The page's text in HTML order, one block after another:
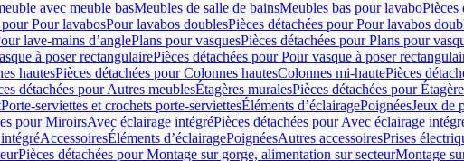
avec meuble basMeubles de salle de bainsMeubles bas pour lavaboPièces
pour Pour lavabosPour lavabos doublesPièces détachées pour Pour lavabos
lave-mains d’anglePlans pour vasquesPièces détachées pour Plans pour
à poser rectangulairePièces détachées pour Pour vasque à poser
hautesPièces détachées pour Colonnes hautesColonnes mi-hautePièces
détachées pour Autres meublesÉtagères muralesPièces détachées pour
Porte-serviettes et crochets porte-serviettesÉléments d’éclairagePoignéesJeux de
pour MiroirsAvec éclairage intégréPièces détachées pour Avec éclairage
AccessoiresÉléments d’éclairagePoignéesAutres accessoiresPrises
Pièces détachées pour Montage sur gorge, alimentation sur secteurMontage